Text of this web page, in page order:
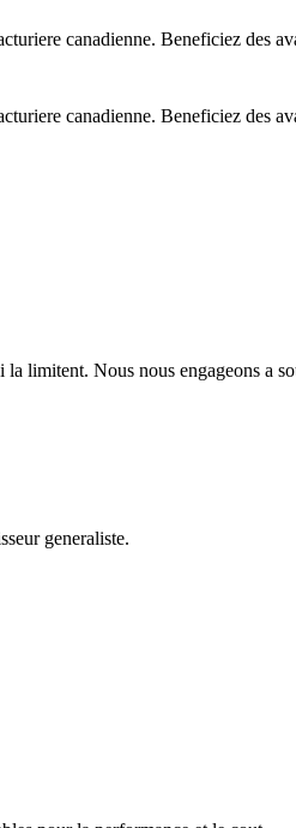
canadienne. Beneficiez des
canadienne. Beneficiez des
limitent. Nous nous engageons a
generaliste.